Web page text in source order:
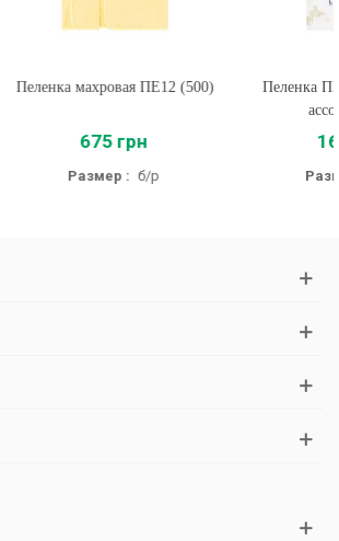
(500)
Пеленка ПЕ1 ситец (00C) в